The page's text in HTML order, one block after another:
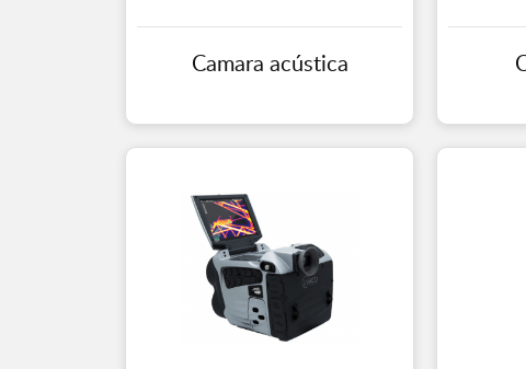
Camara acústica